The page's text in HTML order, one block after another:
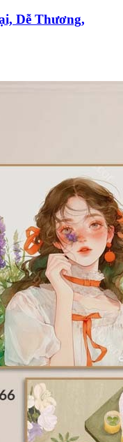
Dễ Thương,